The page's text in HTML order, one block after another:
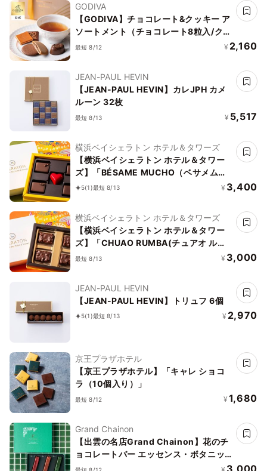
GODIVA
【GODIVA】チョコレート&クッキー ア
ソートメント（チョコレート8粒入/クッ
キー4枚入）お中元2026
最短 8/12 ¥ 2,160
JEAN-PAUL HEVIN
【JEAN-PAUL HEVIN】カレJPH カメ
ルーン 32枚
最短 8/13 ¥ 5,517
横浜ベイシェラトン ホテル＆タワーズ
【横浜ベイシェラトン ホテル＆タワー
ズ】「BÉSAME MUCHO（ベサメムー
チョ）」※5ピース
5(1)最短 8/13 ¥ 3,400
横浜ベイシェラトン ホテル＆タワーズ
【横浜ベイシェラトン ホテル＆タワー
ズ】「CHUAO RUMBA(チュアオ ルン
バ)」※4 ピース
最短 8/13 ¥ 3,000
JEAN-PAUL HEVIN
【JEAN-PAUL HEVIN】トリュフ 6個
5(1)最短 8/13 ¥ 2,970
京王プラザホテル
【京王プラザホテル】「キャレ ショコ
ラ（10個入り）」
最短 8/12 ¥ 1,680
Grand Chainon
【出雲の名店Grand Chainon】花のチ
ョコレートバー エッセンス・ボタニッ
ク
3,000